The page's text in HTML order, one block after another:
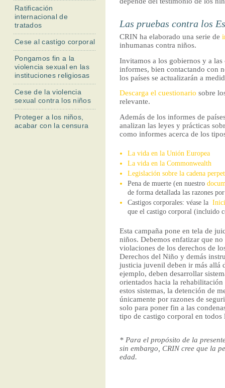
Las pruebas contra los
CRIN ha elaborado una serie de
inhumanas contra niños.
Invitamos a los gobiernos y a
informes, bien contactando con
los países se actualizarán a
Descarga el cuestionario sobre
relevante.
Además de los informes de
analizan las leyes y prácticas
como informes acerca de los
La vida en la Unión Europea
La vida en la Commonwealth
Legislación sobre la cadena
Pena de muerte (en nuestro
de forma detallada las razones
Castigos corporales: véase la
que el castigo corporal (incluido
Esta campaña pone en tela de
niños. Debemos enfatizar que
violaciones de los derechos de
Derechos del Niño y demás
justicia juvenil deben ir más allá
ejemplo, deben desarrollar
orientados hacia la
estos sistemas, la detención de
únicamente por razones de
solo para poner fin a las
tipo de castigo corporal en todos
* Para el propósito de la
sin embargo, CRIN cree que la
edad.
Ratificación
internacional de
tratados
Cese al castigo corporal
Pongamos fin a la
violencia sexual en las
instituciones religiosas
Cese de la violencia
sexual contra los niños
Proteger a los niños,
acabar con la censura